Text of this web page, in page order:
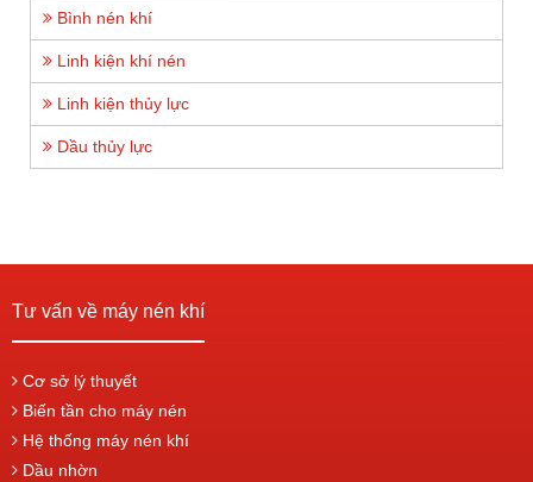
Bình nén khí
Linh kiện khí nén
Linh kiện thủy lực
Dầu thủy lực
Tư vấn về máy nén khí
Cơ sở lý thuyết
Biến tần cho máy nén
Hệ thống máy nén khí
Dầu nhờn